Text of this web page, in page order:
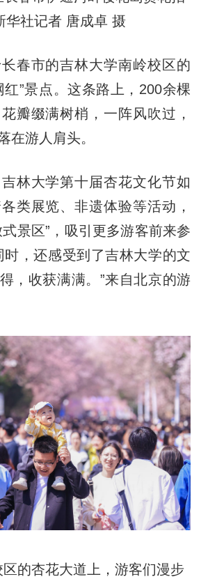
华社记者 唐成卓 摄
市的吉林大学南岭校区的
红”景点。这条路上，200余棵
瓣缀满树梢，一阵风吹过，
在游人肩头。
大学第十届杏花文化节如
类展览、非遗体验等活动，
景区”，吸引更多游客前来参
时，还感受到了吉林大学的文
，收获满满。”来自北京的游
的杏花大道上，游客们漫步